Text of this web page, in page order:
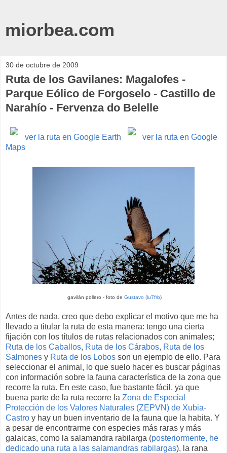
miorbea.com
30 de octubre de 2009
Ruta de los Gavilanes: Magalofes -
Parque Eólico de Forgoselo - Castillo de
Narahío - Fervenza do Belelle
ver la ruta en Google Earth
ver la ruta en Google
Maps
gavilán pollero - foto de Gustavo (lu7frb)
Antes de nada, creo que debo explicar el motivo que me ha
llevado a titular la ruta de esta manera: tengo una cierta
fijación con los títulos de rutas relacionados con animales;
Ruta de los Caballos, Ruta de los Cárabos, Ruta de los
Salmones y Ruta de los Lobos son un ejemplo de ello. Para
seleccionar el animal, lo que suelo hacer es buscar páginas
con información sobre la fauna característica de la zona que
recorre la ruta. En este caso, fue bastante fácil, ya que
buena parte de la ruta recorre la Zona de Especial
Protección de los Valores Naturales (ZEPVN) de Xubia-
Castro y hay un buen inventario de la fauna que la habita. Y
a pesar de encontrarme con especies más raras y más
galaicas, como la salamandra rabilarga (posteriormente, he
dedicado una ruta a las salamandras rabilargas), la rana